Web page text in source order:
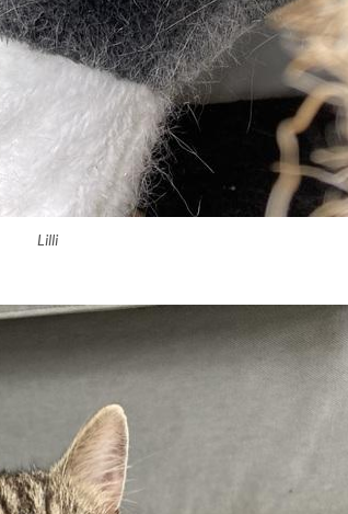
Lilli